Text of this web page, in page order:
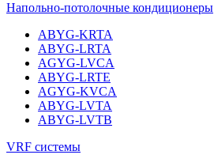
Напольно-потолочные кондиционеры
ABYG-KRTA
ABYG-LRTA
AGYG-LVCA
ABYG-LRTE
AGYG-KVCA
ABYG-LVTA
ABYG-LVTB
VRF системы